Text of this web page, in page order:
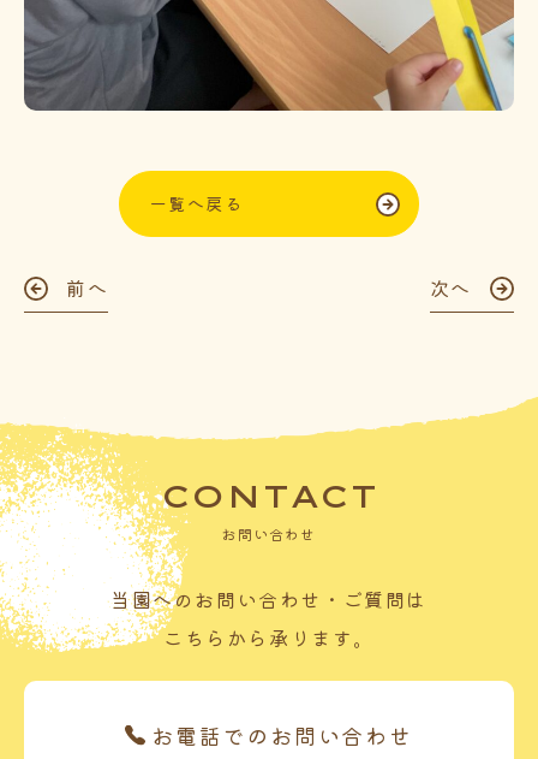
一覧へ戻る
前へ 次へ
CONTACT
お問い合わせ
当園へのお問い合わせ・ご質問は
こちらから承ります。
お電話でのお問い合わせ